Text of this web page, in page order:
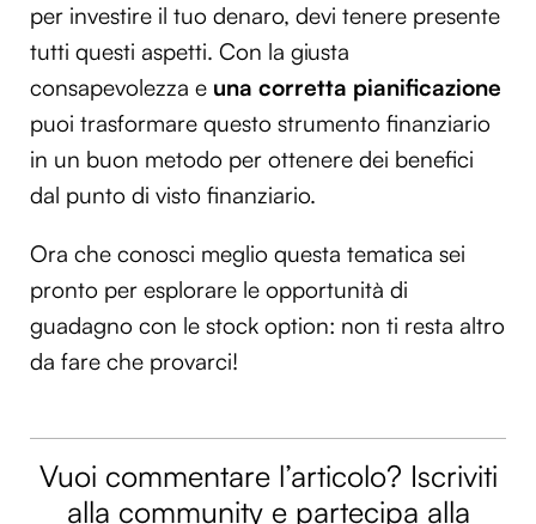
per investire il tuo denaro, devi tenere presente
tutti questi aspetti. Con la giusta
consapevolezza e una corretta pianificazione
puoi trasformare questo strumento finanziario
in un buon metodo per ottenere dei benefici
dal punto di visto finanziario.
Ora che conosci meglio questa tematica sei
pronto per esplorare le opportunità di
guadagno con le stock option: non ti resta altro
da fare che provarci!
Vuoi commentare l’articolo? Iscriviti
alla community e partecipa alla